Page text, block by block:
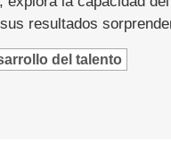
resultados
del talento